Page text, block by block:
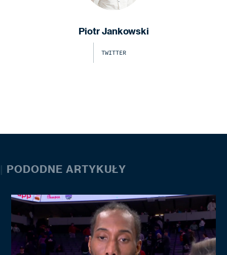
Piotr Jankowski
TWITTER
| PODODNE ARTYKUŁY